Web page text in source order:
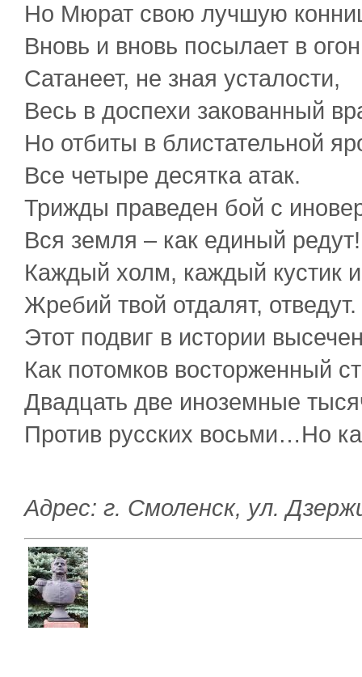
Но Мюрат свою лучшую
Вновь и вновь посылает в
Сатанеет, не зная усталости,
Весь в доспехи закованный
Но отбиты в блистательной
Все четыре десятка атак.
Трижды праведен бой с
Вся земля – как единый редут!
Каждый холм, каждый кустик
Жребий твой отдалят, отведут.
Этот подвиг в истории
Как потомков восторженный
Двадцать две иноземные
Против русских восьми…Но
Адрес: г. Смоленск, ул.